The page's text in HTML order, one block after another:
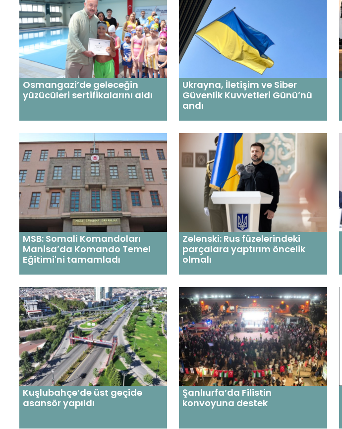
Osmangazi’de geleceğin
yüzücüleri sertifikalarını aldı
Ukrayna, İletişim ve Siber
Güvenlik Kuvvetleri Günü’nü
andı
MSB: Somali Komandoları
Manisa’da Komando Temel
Eğitimi'ni tamamladı
Zelenski: Rus füzelerindeki
parçalara yaptırım öncelik
olmalı
Kuşlubahçe’de üst geçide
asansör yapıldı
Şanlıurfa’da Filistin
konvoyuna destek